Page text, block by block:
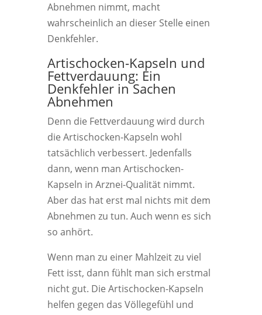
Abnehmen nimmt, macht
wahrscheinlich an dieser Stelle einen
Denkfehler.
Artischocken-Kapseln und
Fettverdauung: Ein
Denkfehler in Sachen
Abnehmen
Denn die Fettverdauung wird durch
die Artischocken-Kapseln wohl
tatsächlich verbessert. Jedenfalls
dann, wenn man Artischocken-
Kapseln in Arznei-Qualität nimmt.
Aber das hat erst mal nichts mit dem
Abnehmen zu tun. Auch wenn es sich
so anhört.
Wenn man zu einer Mahlzeit zu viel
Fett isst, dann fühlt man sich erstmal
nicht gut. Die Artischocken-Kapseln
helfen gegen das Völlegefühl und